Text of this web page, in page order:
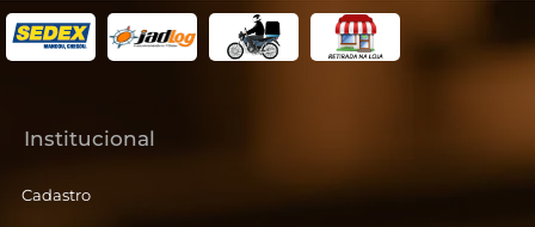
Institucional
Cadastro